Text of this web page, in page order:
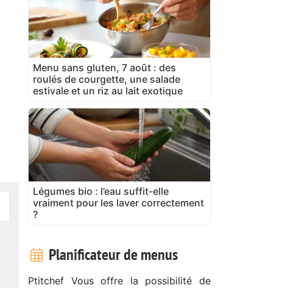
Menu sans gluten, 7 août : des
roulés de courgette, une salade
estivale et un riz au lait exotique
Légumes bio : l’eau suffit-elle
vraiment pour les laver correctement
?
Planificateur de menus
Ptitchef Vous offre la possibilité de